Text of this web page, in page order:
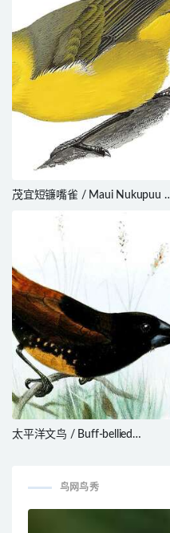
茂宜短镰嘴雀 / Maui Nukupuu /
太平洋文鸟 / Buff-bellied
鸟网鸟秀